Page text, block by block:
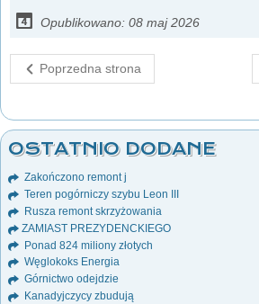
Opublikowano: 08 maj 2026
Poprzedna strona
OSTATNIO DODANE
Zakończono remont j
Teren pogórniczy szybu Leon III
Rusza remont skrzyżowania
ZAMIAST PREZYDENCKIEGO
Ponad 824 miliony złotych
Węglokoks Energia
Górnictwo odejdzie
Kanadyjczycy zbudują